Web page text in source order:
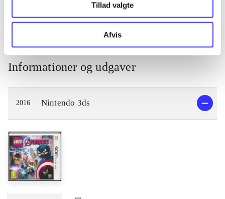
Tillad valgte
Afvis
Informationer og udgaver
2016 Nintendo 3ds